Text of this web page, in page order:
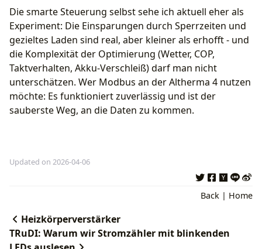
Die smarte Steuerung selbst sehe ich aktuell eher als
Experiment: Die Einsparungen durch Sperrzeiten und
gezieltes Laden sind real, aber kleiner als erhofft - und
die Komplexität der Optimierung (Wetter, COP,
Taktverhalten, Akku-Verschleiß) darf man nicht
unterschätzen. Wer Modbus an der Altherma 4 nutzen
möchte: Es funktioniert zuverlässig und ist der
sauberste Weg, an die Daten zu kommen.
Updated on 2026-04-06
Back | Home
Heizkörperverstärker
TRuDI: Warum wir Stromzähler mit blinkenden